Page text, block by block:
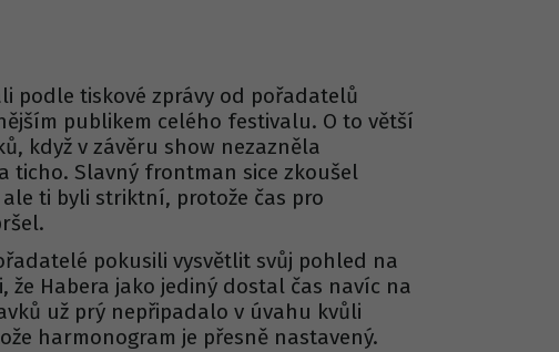
podle tiskové zprávy od pořadatelů
publikem celého festivalu. O to větší
když v závěru show nezazněla
ticho. Slavný frontman sice zkoušel
ti byli striktní, protože čas pro
pokusili vysvětlit svůj pohled na
že Habera jako jediný dostal čas navíc na
už prý nepřipadalo v úvahu kvůli
harmonogram je přesně nastavený.